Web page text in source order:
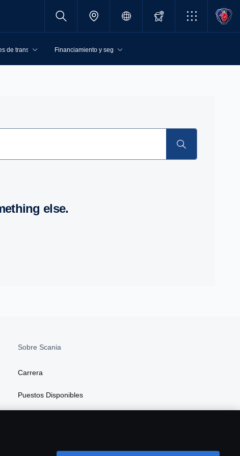
de transporte Financiamiento y seguros
else.
Sobre Scania
Carrera
Puestos Disponibles